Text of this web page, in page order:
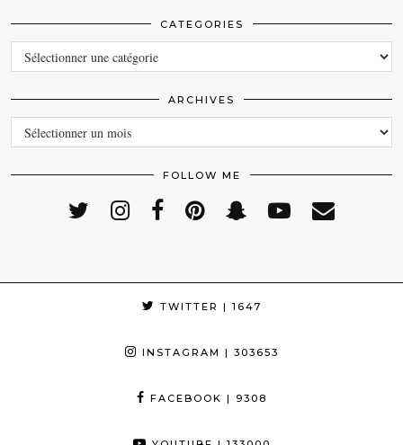
CATEGORIES
CATEGORIES
ARCHIVES
ARCHIVES
FOLLOW ME
TWITTER | 1647
INSTAGRAM | 303653
FACEBOOK | 9308